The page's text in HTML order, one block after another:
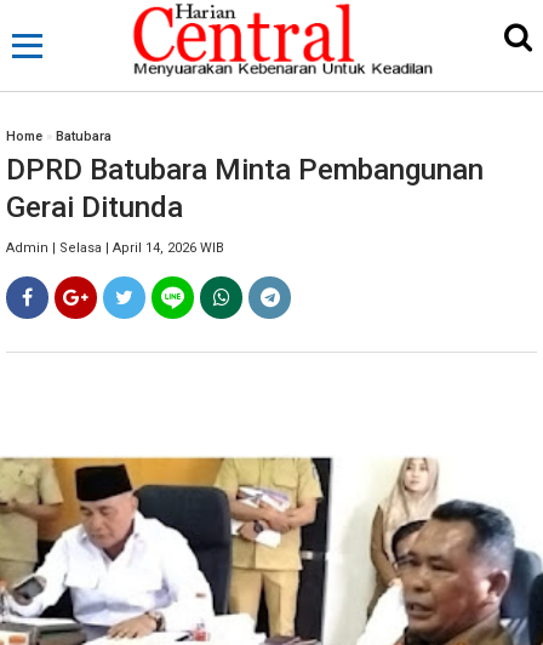
Home » Batubara
DPRD Batubara Minta Pembangunan
Gerai Ditunda
Admin | Selasa | April 14, 2026 WIB